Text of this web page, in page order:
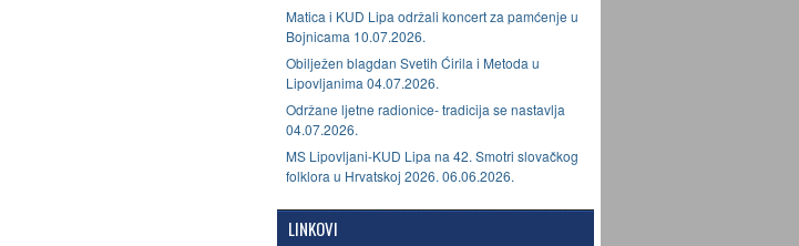
Matica i KUD Lipa održali koncert za pamćenje u
Bojnicama 10.07.2026.
Obilježen blagdan Svetih Ćirila i Metoda u
Lipovljanima 04.07.2026.
Održane ljetne radionice- tradicija se nastavlja
04.07.2026.
MS Lipovljani-KUD Lipa na 42. Smotri slovačkog
folklora u Hrvatskoj 2026. 06.06.2026.
LINKOVI